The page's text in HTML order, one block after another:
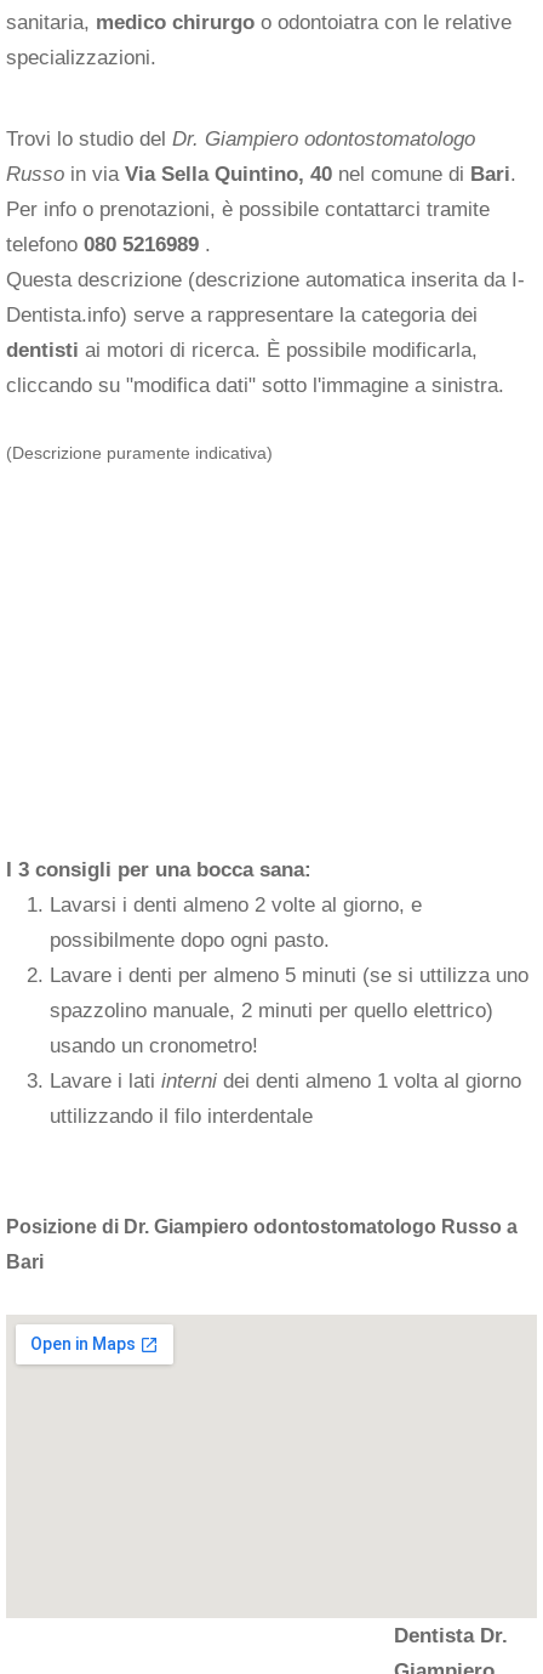
sanitaria, medico chirurgo o odontoiatra con le relative
specializzazioni.
Trovi lo studio del Dr. Giampiero odontostomatologo
Russo in via Via Sella Quintino, 40 nel comune di Bari.
Per info o prenotazioni, è possibile contattarci tramite
telefono 080 5216989 .
Questa descrizione (descrizione automatica inserita da I-
Dentista.info) serve a rappresentare la categoria dei
dentisti ai motori di ricerca. È possibile modificarla,
cliccando su "modifica dati" sotto l'immagine a sinistra.
(Descrizione puramente indicativa)
I 3 consigli per una bocca sana:
Lavarsi i denti almeno 2 volte al giorno, e
possibilmente dopo ogni pasto.
Lavare i denti per almeno 5 minuti (se si uttilizza uno
spazzolino manuale, 2 minuti per quello elettrico)
usando un cronometro!
Lavare i lati interni dei denti almeno 1 volta al giorno
uttilizzando il filo interdentale
Posizione di Dr. Giampiero odontostomatologo Russo a
Bari
Dentista Dr.